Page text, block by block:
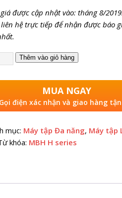
Hướng dẫn từ A đến Z
KINH NGHIỆM
giá được cập nhật vào: tháng 8/
hệ trực tiếp để nhận được báo
Thêm vào giỏ hàng
MUA NGAY
Gọi điện xác nhận và giao hàng
mục: Máy tập Đa năng, Máy tập
khóa: MBH H series